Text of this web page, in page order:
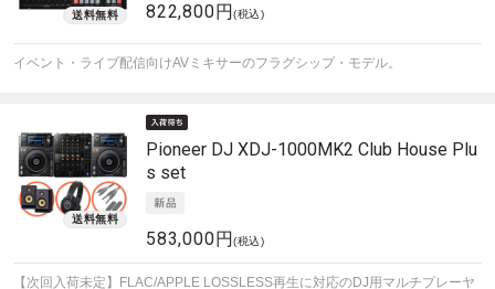
822,800円(税込)
イベント・ライブ配信向けAVミキサーのフラグシップ・モデル。
Pioneer DJ XDJ-1000MK2 Club House Plu
s set
583,000円(税込)
【次回入荷未定】FLAC/APPLE LOSSLESS再生に対応のDJ用マルチプレーヤ